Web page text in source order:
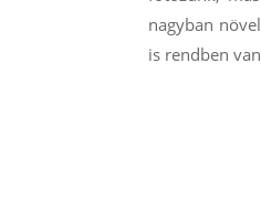
nagyban
is rendben